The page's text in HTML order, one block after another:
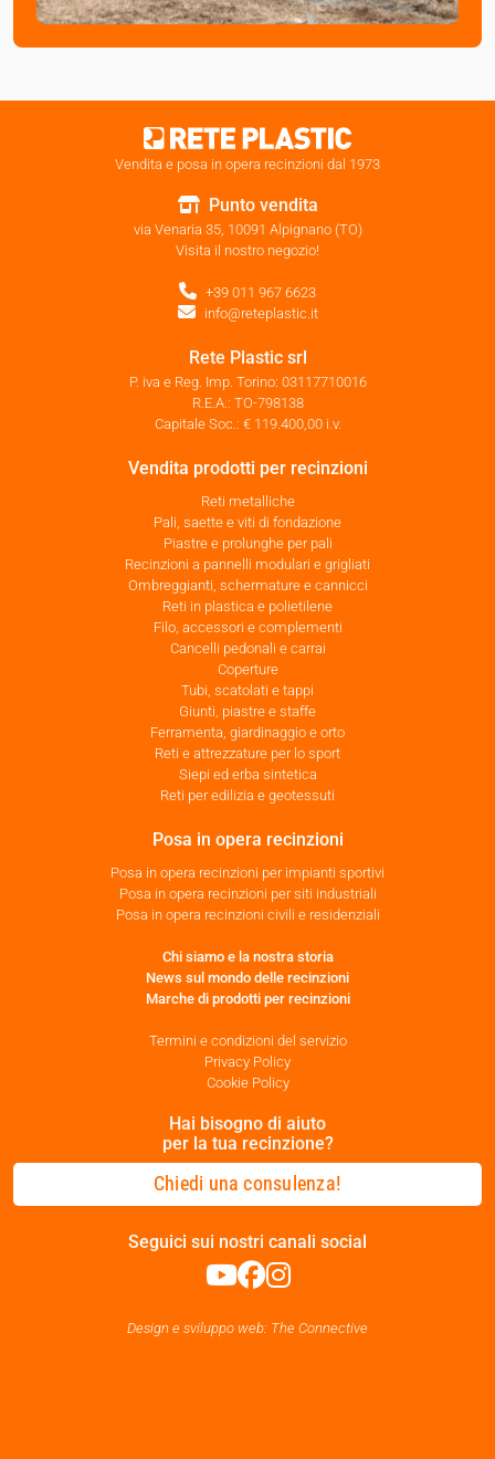
Vendita e posa in opera recinzioni dal 1973
Punto vendita
via Venaria 35, 10091 Alpignano (TO)
Visita il nostro negozio!
+39 011 967 6623
info@reteplastic.it
Rete Plastic srl
P. iva e Reg. Imp. Torino: 03117710016
R.E.A.: TO-798138
Capitale Soc.: € 119.400,00 i.v.
Vendita prodotti per recinzioni
Reti metalliche
Pali, saette e viti di fondazione
Piastre e prolunghe per pali
Recinzioni a pannelli modulari e grigliati
Ombreggianti, schermature e cannicci
Reti in plastica e polietilene
Filo, accessori e complementi
Cancelli pedonali e carrai
Coperture
Tubi, scatolati e tappi
Giunti, piastre e staffe
Ferramenta, giardinaggio e orto
Reti e attrezzature per lo sport
Siepi ed erba sintetica
Reti per edilizia e geotessuti
Posa in opera recinzioni
Posa in opera recinzioni per impianti sportivi
Posa in opera recinzioni per siti industriali
Posa in opera recinzioni civili e residenziali
Chi siamo e la nostra storia
News sul mondo delle recinzioni
Marche di prodotti per recinzioni
Termini e condizioni del servizio
Privacy Policy
Cookie Policy
Hai bisogno di aiuto
per la tua recinzione?
Chiedi una consulenza!
Seguici sui nostri canali social
Design e sviluppo web: The Connective